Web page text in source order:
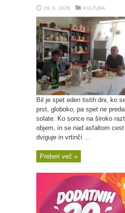
29. 6. 2026 KULTURA
Bil je spet eden tistih dni, ko
prst, globoko, pa spet ne
solate. Ko sonce na široko
objem, in se nad asfaltom
dviguje in vrtinči ...
Preberi več »